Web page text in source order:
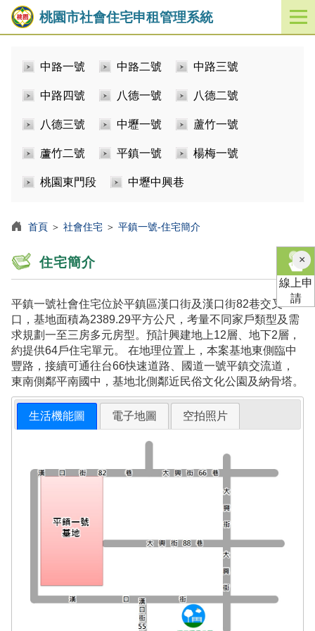
桃園市社會住宅申租管理系統
開
啟
中路一號 中路二號 中路三號
中路四號 八德一號 八德二號
八德三號 中壢一號 蘆竹一號
蘆竹二號 平鎮一號 楊梅一號
桃園東門段 中壢中興巷
首頁 ＞ 社會住宅 ＞ 平鎮一號-住宅簡介
住宅簡介
平鎮一號社會住宅位於平鎮區漢口街及漢口街82巷交叉
口，基地面積為2389.29平方公尺，考量不同家戶類型及需
求規劃一至三房多元房型。預計興建地上12層、地下2層，
約提供64戶住宅單元。 在地理位置上，本案基地東側臨中
豐路，接續可通往台66快速道路、國道一號平鎮交流道，
東南側鄰平南國中，基地北側鄰近民俗文化公園及納骨塔。
生活機能圖 電子地圖 空拍照片
×關
閉
線上申
請